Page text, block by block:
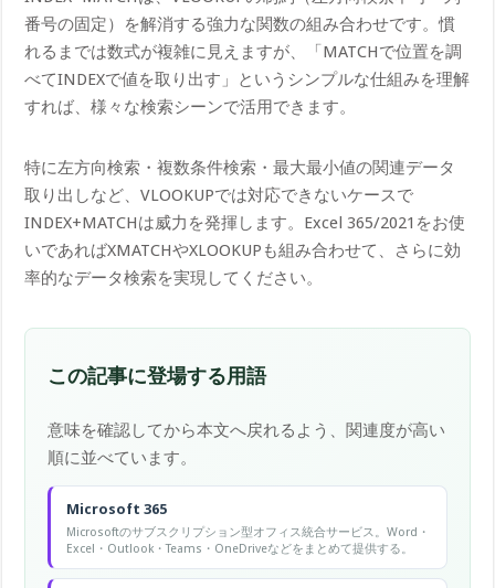
番号の固定）を解消する強力な関数の組み合わせです。慣
れるまでは数式が複雑に見えますが、「MATCHで位置を調
べてINDEXで値を取り出す」というシンプルな仕組みを理解
すれば、様々な検索シーンで活用できます。
特に左方向検索・複数条件検索・最大最小値の関連データ
取り出しなど、VLOOKUPでは対応できないケースで
INDEX+MATCHは威力を発揮します。Excel 365/2021をお使
いであればXMATCHやXLOOKUPも組み合わせて、さらに効
率的なデータ検索を実現してください。
この記事に登場する用語
意味を確認してから本文へ戻れるよう、関連度が高い
順に並べています。
Microsoft 365
Microsoftのサブスクリプション型オフィス統合サービス。Word・
Excel・Outlook・Teams・OneDriveなどをまとめて提供する。